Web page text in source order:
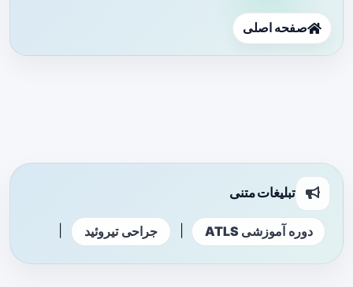
صفحه اصلی
تبلیغات متنی
دوره آموزشی ATLS جراحی تیروئید